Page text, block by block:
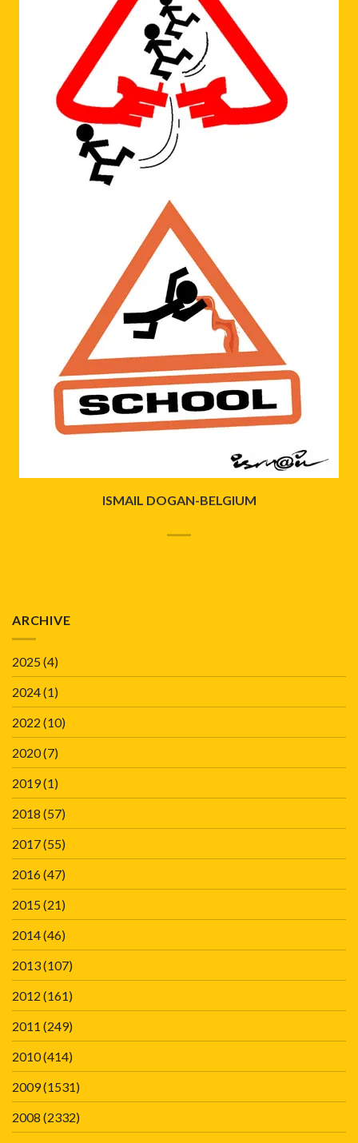
ISMAIL DOGAN-BELGIUM
ARCHIVE
2025(4)
2024(1)
2022 (10)
2020(7)
2019(1)
2018 (57)
2017(55)
2016(47)
2015(21)
2014(46)
2013(107)
2012 (161)
2011 (249)
2010(414)
2009(1531)
2008 (2332)